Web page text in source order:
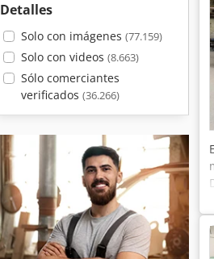
Detalles
Solo con imágenes (77.159)
Solo con videos (8.663)
Sólo comerciantes
verificados (36.266)